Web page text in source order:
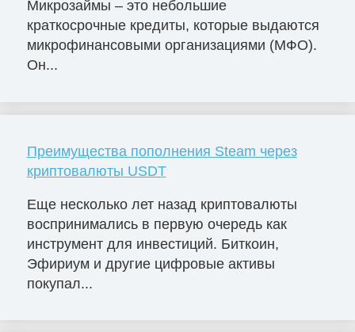
Микрозаймы – это небольшие
краткосрочные кредиты, которые выдаются
микрофинансовыми организациями (МФО).
Он...
Преимущества пополнения Steam через
криптовалюты USDT
Еще несколько лет назад криптовалюты
воспринимались в первую очередь как
инструмент для инвестиций. Биткоин,
Эфириум и другие цифровые активы
покупал...